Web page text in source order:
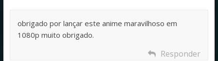
obrigado por lançar este anime maravilhoso em
1080p muito obrigado.
Responder